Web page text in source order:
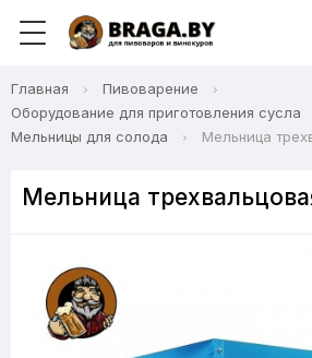
Главная
Пивоварение
Оборудование для приготовления сусла
Мельницы для солода
Мельница
Мельница